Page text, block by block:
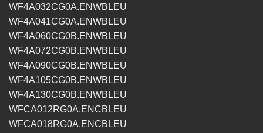
WF4A032CG0A.ENWBLEU
WF4A041CG0A.ENWBLEU
WF4A060CG0B.ENWBLEU
WF4A072CG0B.ENWBLEU
WF4A090CG0B.ENWBLEU
WF4A105CG0B.ENWBLEU
WF4A130CG0B.ENWBLEU
WFCA012RG0A.ENCBLEU
WFCA018RG0A.ENCBLEU